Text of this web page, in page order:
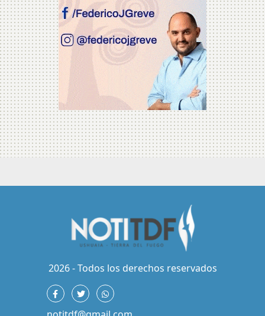
2026 - Todos los derechos reservados